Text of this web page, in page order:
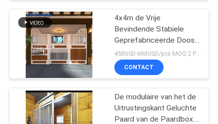
4x4m de Vrije
Bevindende Stabiele
Geprefabriceerde Doos
van het Bamboe
Modulaire Paard
CONTACT
De modulaire van het de
Uitrustingskant Geluchte
Paard van de Paardbox